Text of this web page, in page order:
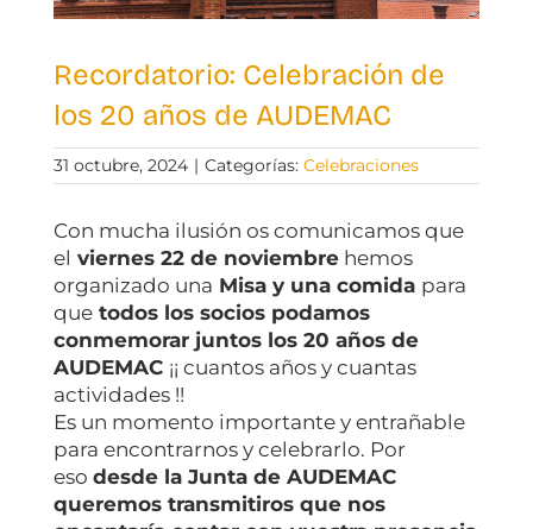
Recordatorio: Celebración de
los 20 años de AUDEMAC
31 octubre, 2024 | Categorías: Celebraciones
Con mucha ilusión os comunicamos que
el viernes 22 de noviembrehemos
organizado una Misay una comida para
quetodos los socios podamos
conmemorar juntos los 20 años de
AUDEMAC ¡¡ cuantos años y cuantas
actividades !!
Es un momento importante y entrañable
para encontrarnos y celebrarlo. Por
eso desde la Junta de AUDEMAC
queremos transmitiros que nos